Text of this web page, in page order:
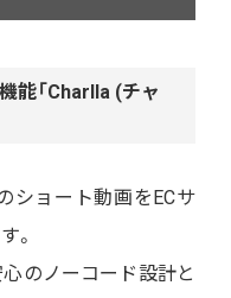
能「Charlla (チャ
ショート動画をECサ
。
のノーコード設計と